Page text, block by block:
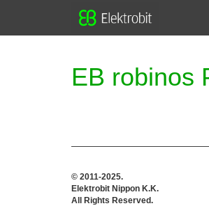
EB robinos
© 2011-2025.
Elektrobit Nippon K.K.
All Rights Reserved.